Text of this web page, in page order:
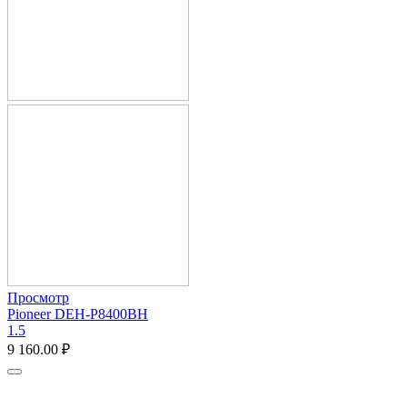
Просмотр
Pioneer DEH-P8400BH
1.5
9 160.00 ₽